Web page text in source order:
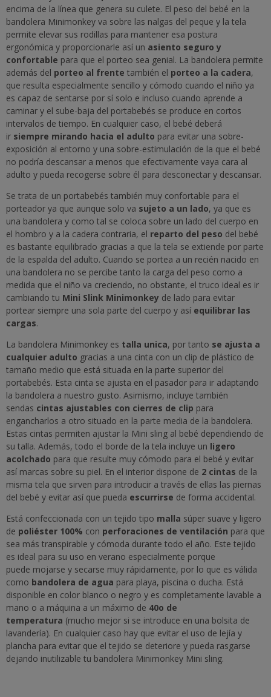
encima de la línea que genera su culete. El peso del bebé en la
bandolera Minimonkey va sobre las nalgas del peque y la tela
permite elevar sus rodillas para mantener esa postura
ergonómica y proporcionarle así un asiento seguro y
confortable para que el porteo sea genial. La bandolera permite
además del porteo al frente también el porteo a la cadera,
que resulta especialmente sencillo y cómodo cuando el niño ya
es capaz de sentarse por sí solo e incluso cuando aprende a
caminar y el sube-baja del portabebés se produce en cortos
intervalos de tiempo. En cualquier caso, el bebé deberá
ir siempre mirando hacia el adulto para evitar una sobre-
exposición al entorno y una sobre-estimulación de la que el bebé
no podría descansar a menos que efectivamente vaya cara al
adulto y pueda recogerse sobre él para desconectar y descansar.
Se trata de un portabebés también muy confortable para el
porteador ya que aunque solo va sujeto a un lado, ya que es
una bandolera y como tal se coloca sobre un lado del cuerpo en
el hombro y a la cadera contraria, el reparto del peso del bebé
es bastante equilibrado gracias a que la tela se extiende por parte
de la espalda del adulto. Cuando se portea a un recién nacido en
una bandolera no se percibe tanto la carga del peso como a
medida que el niño va creciendo, no obstante, el truco ideal es ir
cambiando tu Mini Slink Minimonkey de lado para evitar
portear siempre una sola parte del cuerpo y así equilibrar las
cargas.
La bandolera Minimonkey es talla unica, por tanto se ajusta a
cualquier adulto gracias a una cinta con un clip de plástico de
tamaño medio que está situada en la parte superior del
portabebés. Esta cinta se ajusta en el pasador para ir adaptando
la bandolera a nuestro gusto. Asimismo, incluye también
sendas cintas ajustables con cierres de clip para
engancharlos a otro situado en la parte media de la bandolera.
Estas cintas permiten ajustar la Mini sling al bebé dependiendo de
su talla. Además, todo el borde de la tela incluye un ligero
acolchado para que resulte muy cómodo para el bebé y evitar
así marcas sobre su piel. En el interior dispone de 2 cintas de la
misma tela que sirven para introducir a través de ellas las piernas
del bebé y evitar así que pueda escurrirse de forma accidental.
Está confeccionada con un tejido tipo malla súper suave y ligero
de poliéster 100% con perforaciones de ventilación para que
sea más transpirable y cómoda durante todo el año. Este tejido
es ideal para su uso en verano especialmente porque
puede mojarse y secarse muy rápidamente, por lo que es válida
como bandolera de agua para playa, piscina o ducha. Está
disponible en color blanco o negro y es completamente lavable a
mano o a máquina a un máximo de 40o de
temperatura (mucho mejor si se introduce en una bolsita de
lavandería). En cualquier caso hay que evitar el uso de lejía y
plancha para evitar que el tejido se deteriore y pueda rasgarse
dejando inutilizable tu bandolera Minimonkey Mini sling.